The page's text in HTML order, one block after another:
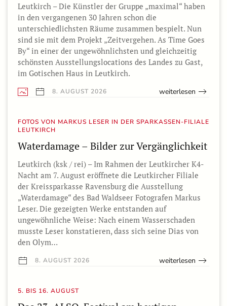
Leutkirch – Die Künstler der Gruppe „maximal“ haben
in den vergangenen 30 Jahren schon die
unterschiedlichsten Räume zusammen bespielt. Nun
sind sie mit dem Projekt „Zeitvergehen. As Time Goes
By“ in einer der ungewöhnlichsten und gleichzeitig
schönsten Ausstellungslocations des Landes zu Gast,
im Gotischen Haus in Leutkirch.
8. AUGUST 2026 weiterlesen
FOTOS VON MARKUS LESER IN DER SPARKASSEN-FILIALE
LEUTKIRCH
Waterdamage – Bilder zur Vergänglichkeit
Leutkirch (ksk / rei) – Im Rahmen der Leutkircher K4-
Nacht am 7. August eröffnete die Leutkircher Filiale
der Kreissparkasse Ravensburg die Ausstellung
„Waterdamage“ des Bad Waldseer Fotografen Markus
Leser. Die gezeigten Werke entstanden auf
ungewöhnliche Weise: Nach einem Wasserschaden
musste Leser konstatieren, dass sich seine Dias von
den Olym…
8. AUGUST 2026 weiterlesen
5. BIS 16. AUGUST